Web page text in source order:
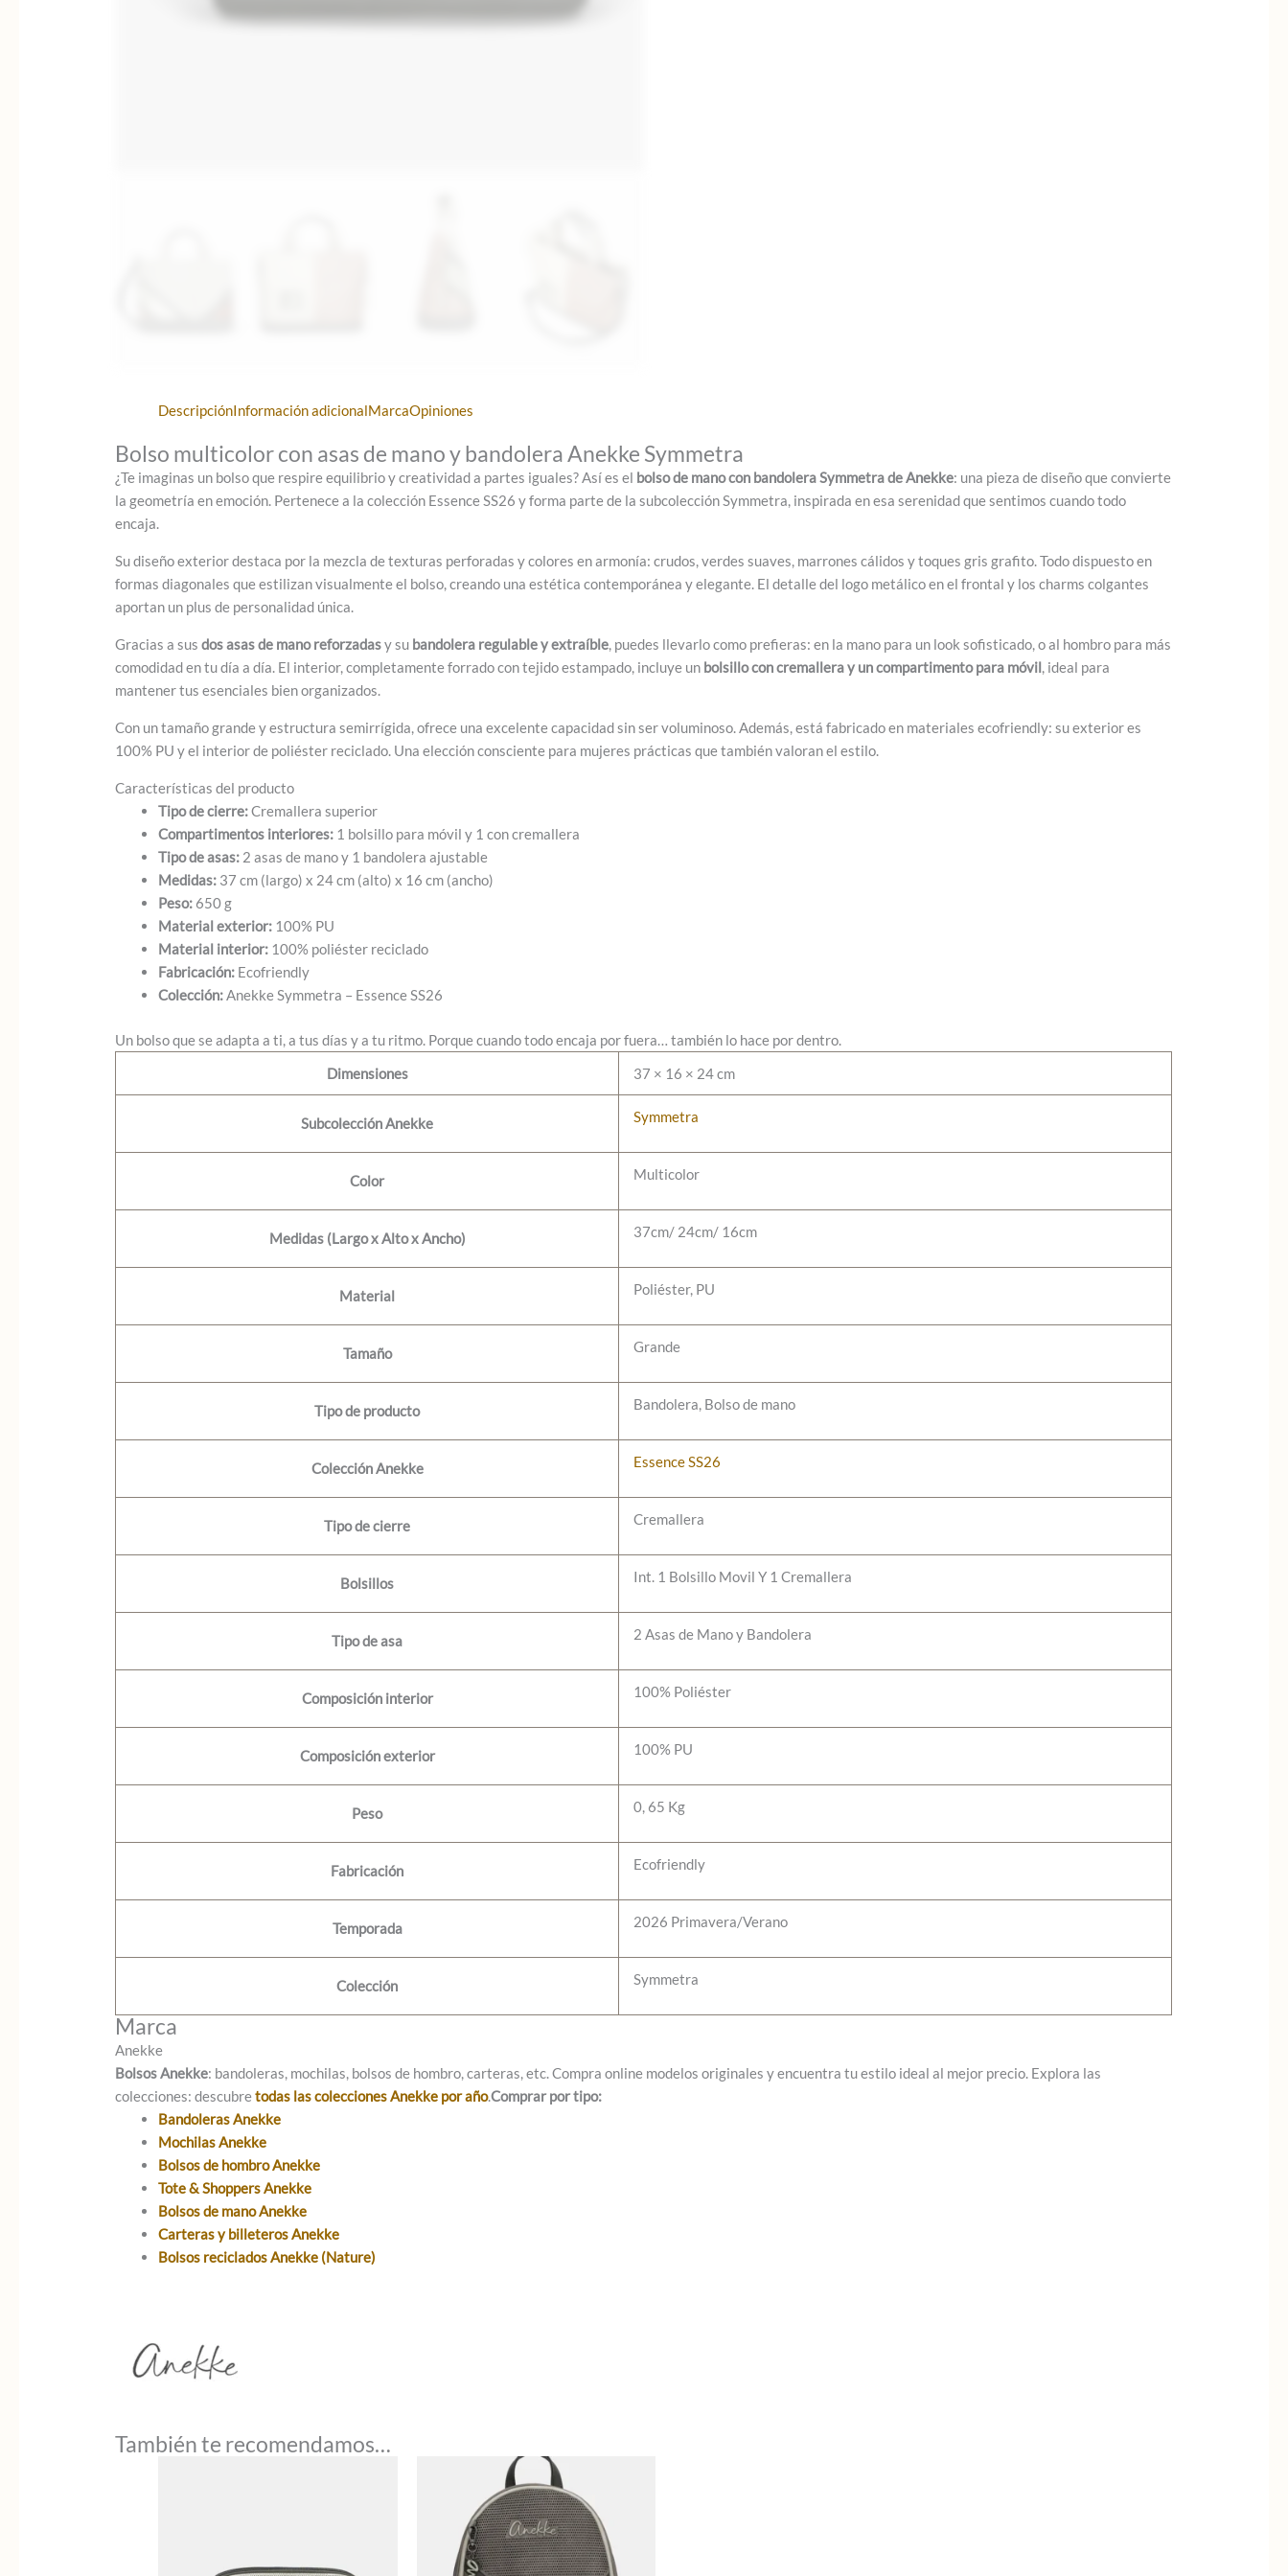
DescripciónInformación adicionalMarcaOpiniones
Bolso multicolor con asas de mano y bandolera Anekke Symmetra
¿Te imaginas un bolso que respire equilibrio y creatividad a partes iguales? Así es el bolso de mano con bandolera Symmetra de Anekke: una pieza de diseño que convierte
la geometría en emoción. Pertenece a la colección Essence SS26 y forma parte de la subcolección Symmetra, inspirada en esa serenidad que sentimos cuando todo
encaja.
Su diseño exterior destaca por la mezcla de texturas perforadas y colores en armonía: crudos, verdes suaves, marrones cálidos y toques gris grafito. Todo dispuesto en
formas diagonales que estilizan visualmente el bolso, creando una estética contemporánea y elegante. El detalle del logo metálico en el frontal y los charms colgantes
aportan un plus de personalidad única.
Gracias a susdos asas de mano reforzadasy su bandolera regulable y extraíble, puedes llevarlo como prefieras: en la mano para un look sofisticado, o al hombro para más
comodidad en tu día a día. El interior, completamente forrado con tejido estampado, incluye un bolsillo con cremallera y un compartimento para móvil, ideal para
mantener tus esenciales bien organizados.
Con un tamaño grande y estructura semirrígida, ofrece una excelente capacidad sin ser voluminoso. Además, está fabricado en materiales ecofriendly: su exterior es
100% PU y el interior de poliéster reciclado. Una elección consciente para mujeres prácticas que también valoran el estilo.
Características del producto
Tipo de cierre:Cremallera superior
Compartimentos interiores: 1 bolsillo para móvil y 1 con cremallera
Tipo de asas: 2 asas de mano y 1 bandolera ajustable
Medidas: 37 cm (largo) x 24 cm (alto) x 16 cm (ancho)
Peso: 650 g
Material exterior: 100% PU
Material interior: 100% poliéster reciclado
Fabricación: Ecofriendly
Colección:Anekke Symmetra – Essence SS26
Un bolso que se adapta a ti, a tus días y a tu ritmo. Porque cuando todo encaja por fuera… también lo hace por dentro.
Dimensiones
37 × 16 × 24 cm
Subcolección Anekke Symmetra
Color Multicolor
Medidas (Largo x Alto x Ancho) 37cm/ 24cm/ 16cm
Material Poliéster, PU
Tamaño Grande
Tipo de producto Bandolera, Bolso de mano
Colección Anekke Essence SS26
Tipo de cierre Cremallera
Bolsillos Int. 1 Bolsillo Movil Y 1 Cremallera
Tipo de asa 2 Asas de Mano y Bandolera
Composición interior 100% Poliéster
Composición exterior 100% PU
Peso 0, 65 Kg
Fabricación Ecofriendly
Temporada 2026 Primavera/Verano
Colección Symmetra
Marca
Anekke
Bolsos Anekke: bandoleras, mochilas, bolsos de hombro, carteras, etc. Compra online modelos originales y encuentra tu estilo ideal al mejor precio. Explora las
colecciones: descubretodas las colecciones Anekke por año.Comprar por tipo:
Bandoleras Anekke
Mochilas Anekke
Bolsos de hombro Anekke
Tote & Shoppers Anekke
Bolsos de mano Anekke
Carteras y billeteros Anekke
Bolsos reciclados Anekke (Nature)
También te recomendamos…